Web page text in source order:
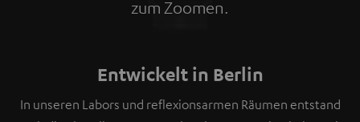
zum Zoomen.
Tap to zoom
Entwickelt in Berlin
In unseren Labors und reflexionsarmen Räumen entstand